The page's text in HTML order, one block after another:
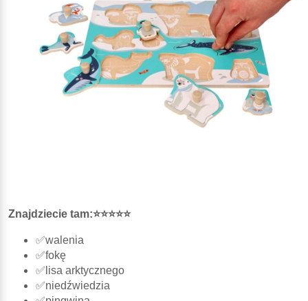
Znajdziecie tam:⭐⭐⭐⭐⭐
✅walenia
✅fokę
✅lisa arktycznego
✅niedźwiedzia